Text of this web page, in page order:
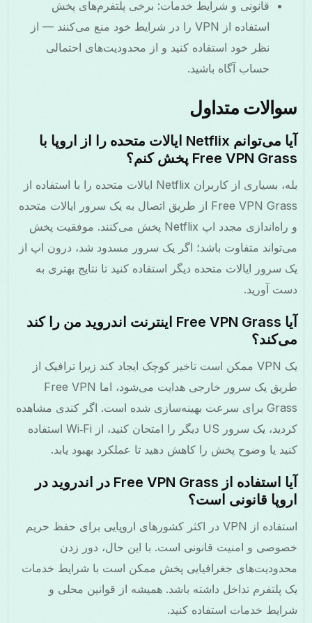
قانونی و شرایط خدمات: برخی پلتفرم‌های پخش
استفاده از VPN را در شرایط خود منع می‌کنند — از
نظر خود استفاده کنید و از محدودیت‌های احتمالی
حساب آگاه باشید.
سوالات متداول
آیا می‌توانم Netflix ایالات متحده را از اروپا با
Free VPN Grass پخش کنم؟
بله، بسیاری از کاربران Netflix ایالات متحده را با استفاده از
Free VPN Grass از طریق اتصال به یک سرور ایالات متحده
و راه‌اندازی مجدد اپ Netflix پخش می‌کنند. موفقیت پخش
می‌تواند متفاوت باشد؛ اگر یک سرور مسدود شد، درون اپ از
یک سرور ایالات متحده دیگر استفاده کنید تا نتایج بهتری به
دست آورید.
آیا Free VPN Grass اینترنت اندروید من را کند
می‌کند؟
یک VPN ممکن است تاخیر کوچک ایجاد کند زیرا ترافیک از
طریق یک سرور خارجی هدایت می‌شود، اما Free VPN
Grass برای سرعت بهینه‌سازی شده است. اگر کندی مشاهده
کردید، یک سرور US دیگر را امتحان کنید، از Wi‑Fi استفاده
کنید یا وضوح پخش را کاهش دهید تا عملکرد بهبود یابد.
آیا استفاده از Free VPN Grass در اندروید در
اروپا قانونی است؟
استفاده از VPN در اکثر کشورهای اروپایی برای حفظ حریم
خصوصی و امنیت قانونی است. با این حال، دور زدن
محدودیت‌های جغرافیایی پخش ممکن است با شرایط خدمات
یک پلتفرم تداخل داشته باشد. همیشه از قوانین محلی و
شرایط خدمات استفاده کنید.